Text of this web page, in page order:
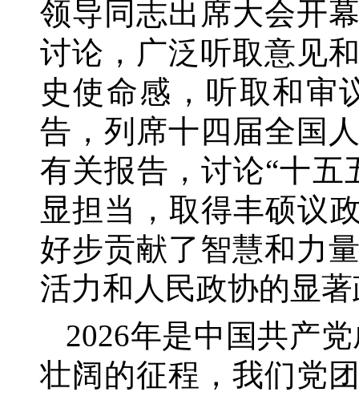
领导同志出席大会开
讨论，广泛听取意见
史使命感，听取和审
告，列席十四届全国
有关报告，讨论“十五
显担当，取得丰硕议
好步贡献了智慧和力
活力和人民政协的显
2026年是中国共产
壮阔的征程，我们党